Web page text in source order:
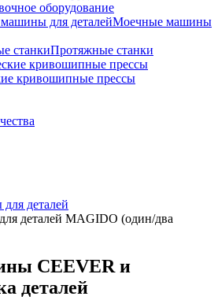
оборудование
Моечные машины
Протяжные станки
кривошипные прессы
деталей
деталей MAGIDO (один/два
CEEVER и
деталей